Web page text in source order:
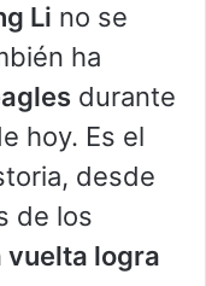
Li no se
ha
durante
hoy. Es el
desde
de los
vuelta logra